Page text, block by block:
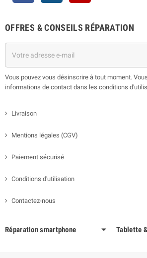
OFFRES & CONSEILS RÉPARATION
Vous pouvez vous désinscrire à tout moment.
informations de contact dans les conditions
Livraison
Mentions légales (CGV)
Paiement sécurisé
Conditions d'utilisation
Contactez-nous
Réparation smartphone Tablette